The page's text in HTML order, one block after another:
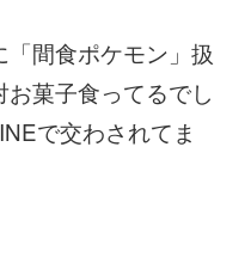
間食ポケモン」扱
菓子食ってるでし
で交わされてま